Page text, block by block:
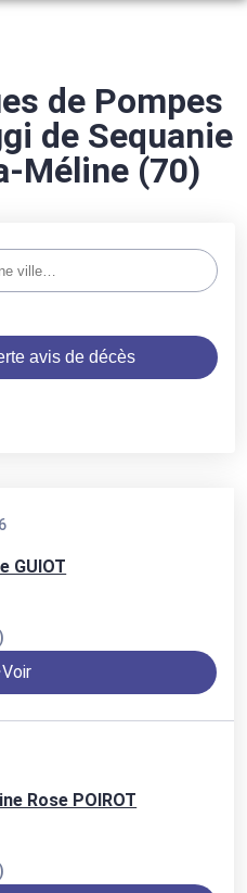
de Pompes
de Sequanie
Méline (70)
avis de décès
GUIOT
Voir
Rose POIROT